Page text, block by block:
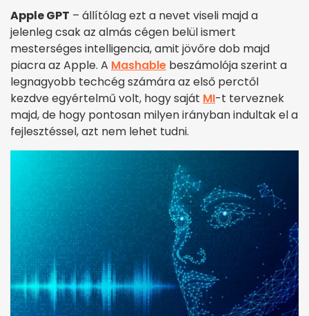
Apple GPT – állítólag ezt a nevet viseli majd a
jelenleg csak az almás cégen belül ismert
mesterséges intelligencia, amit jövőre dob majd
piacra az Apple. A Mashable beszámolója szerint a
legnagyobb techcég számára az első perctől
kezdve egyértelmű volt, hogy saját MI-t terveznek
majd, de hogy pontosan milyen irányban indultak el a
fejlesztéssel, azt nem lehet tudni.